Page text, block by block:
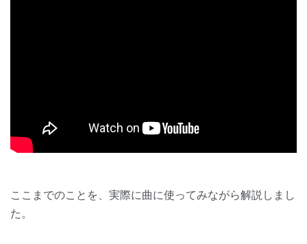
ここまでのことを、実際に曲に使ってみながら解説しまし
た。